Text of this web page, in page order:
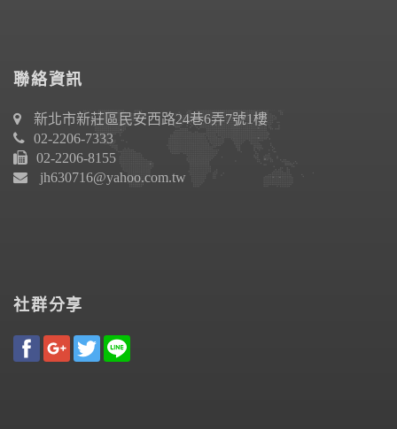
聯絡資訊
新北市新莊區民安西路24巷6弄7號1樓
02-2206-7333
02-2206-8155
jh630716@yahoo.com.tw
社群分享